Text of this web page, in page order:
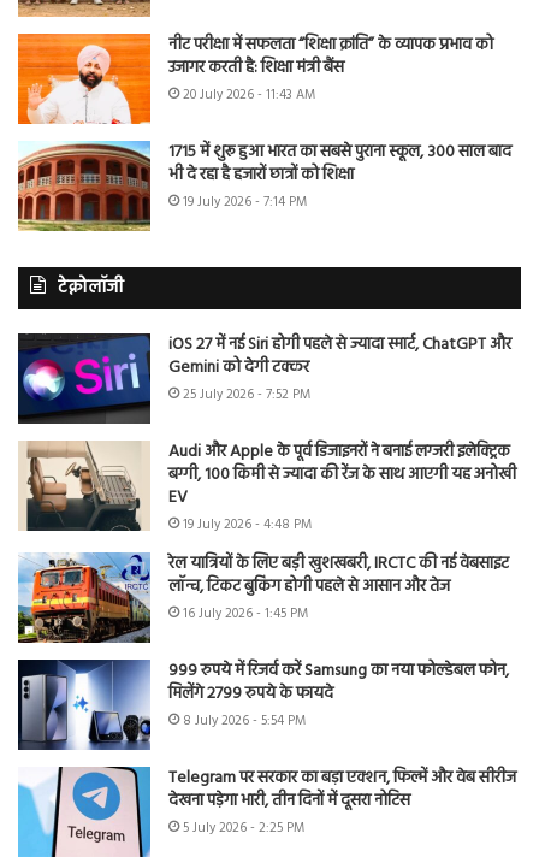
नीट परीक्षा में सफलता “शिक्षा क्रांति” के व्यापक प्रभाव को
उजागर करती है: शिक्षा मंत्री बैंस
20 July 2026 - 11:43 AM
1715 में शुरू हुआ भारत का सबसे पुराना स्कूल, 300 साल बाद
भी दे रहा है हजारों छात्रों को शिक्षा
19 July 2026 - 7:14 PM
टेक्नोलॉजी
iOS 27 में नई Siri होगी पहले से ज्यादा स्मार्ट, ChatGPT और
Gemini को देगी टक्कर
25 July 2026 - 7:52 PM
Audi और Apple के पूर्व डिजाइनरों ने बनाई लग्जरी इलेक्ट्रिक
बग्गी, 100 किमी से ज्यादा की रेंज के साथ आएगी यह अनोखी
EV
19 July 2026 - 4:48 PM
रेल यात्रियों के लिए बड़ी खुशखबरी, IRCTC की नई वेबसाइट
लॉन्च, टिकट बुकिंग होगी पहले से आसान और तेज
16 July 2026 - 1:45 PM
999 रुपये में रिजर्व करें Samsung का नया फोल्डेबल फोन,
मिलेंगे 2799 रुपये के फायदे
8 July 2026 - 5:54 PM
Telegram पर सरकार का बड़ा एक्शन, फिल्में और वेब सीरीज
देखना पड़ेगा भारी, तीन दिनों में दूसरा नोटिस
5 July 2026 - 2:25 PM